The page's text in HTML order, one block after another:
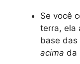
Se você
terra, ela
base das
acima da